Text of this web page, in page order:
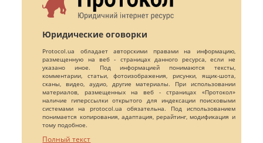
Юридические оговорки
Protocol.ua обладает авторскими правами на информацию,
размещенную на веб - страницах данного ресурса, если не
указано иное. Под информацией понимаются тексты,
комментарии, статьи, фотоизображения, рисунки, ящик-шота,
сканы, видео, аудио, другие материалы. При использовании
материалов, размещенных на веб - страницах «Протокол»
наличие гиперссылки открытого для индексации поисковыми
системами на protocol.ua обязательна. Под использованием
понимается копирования, адаптация, рерайтинг, модификация и
тому подобное.
Полный текст